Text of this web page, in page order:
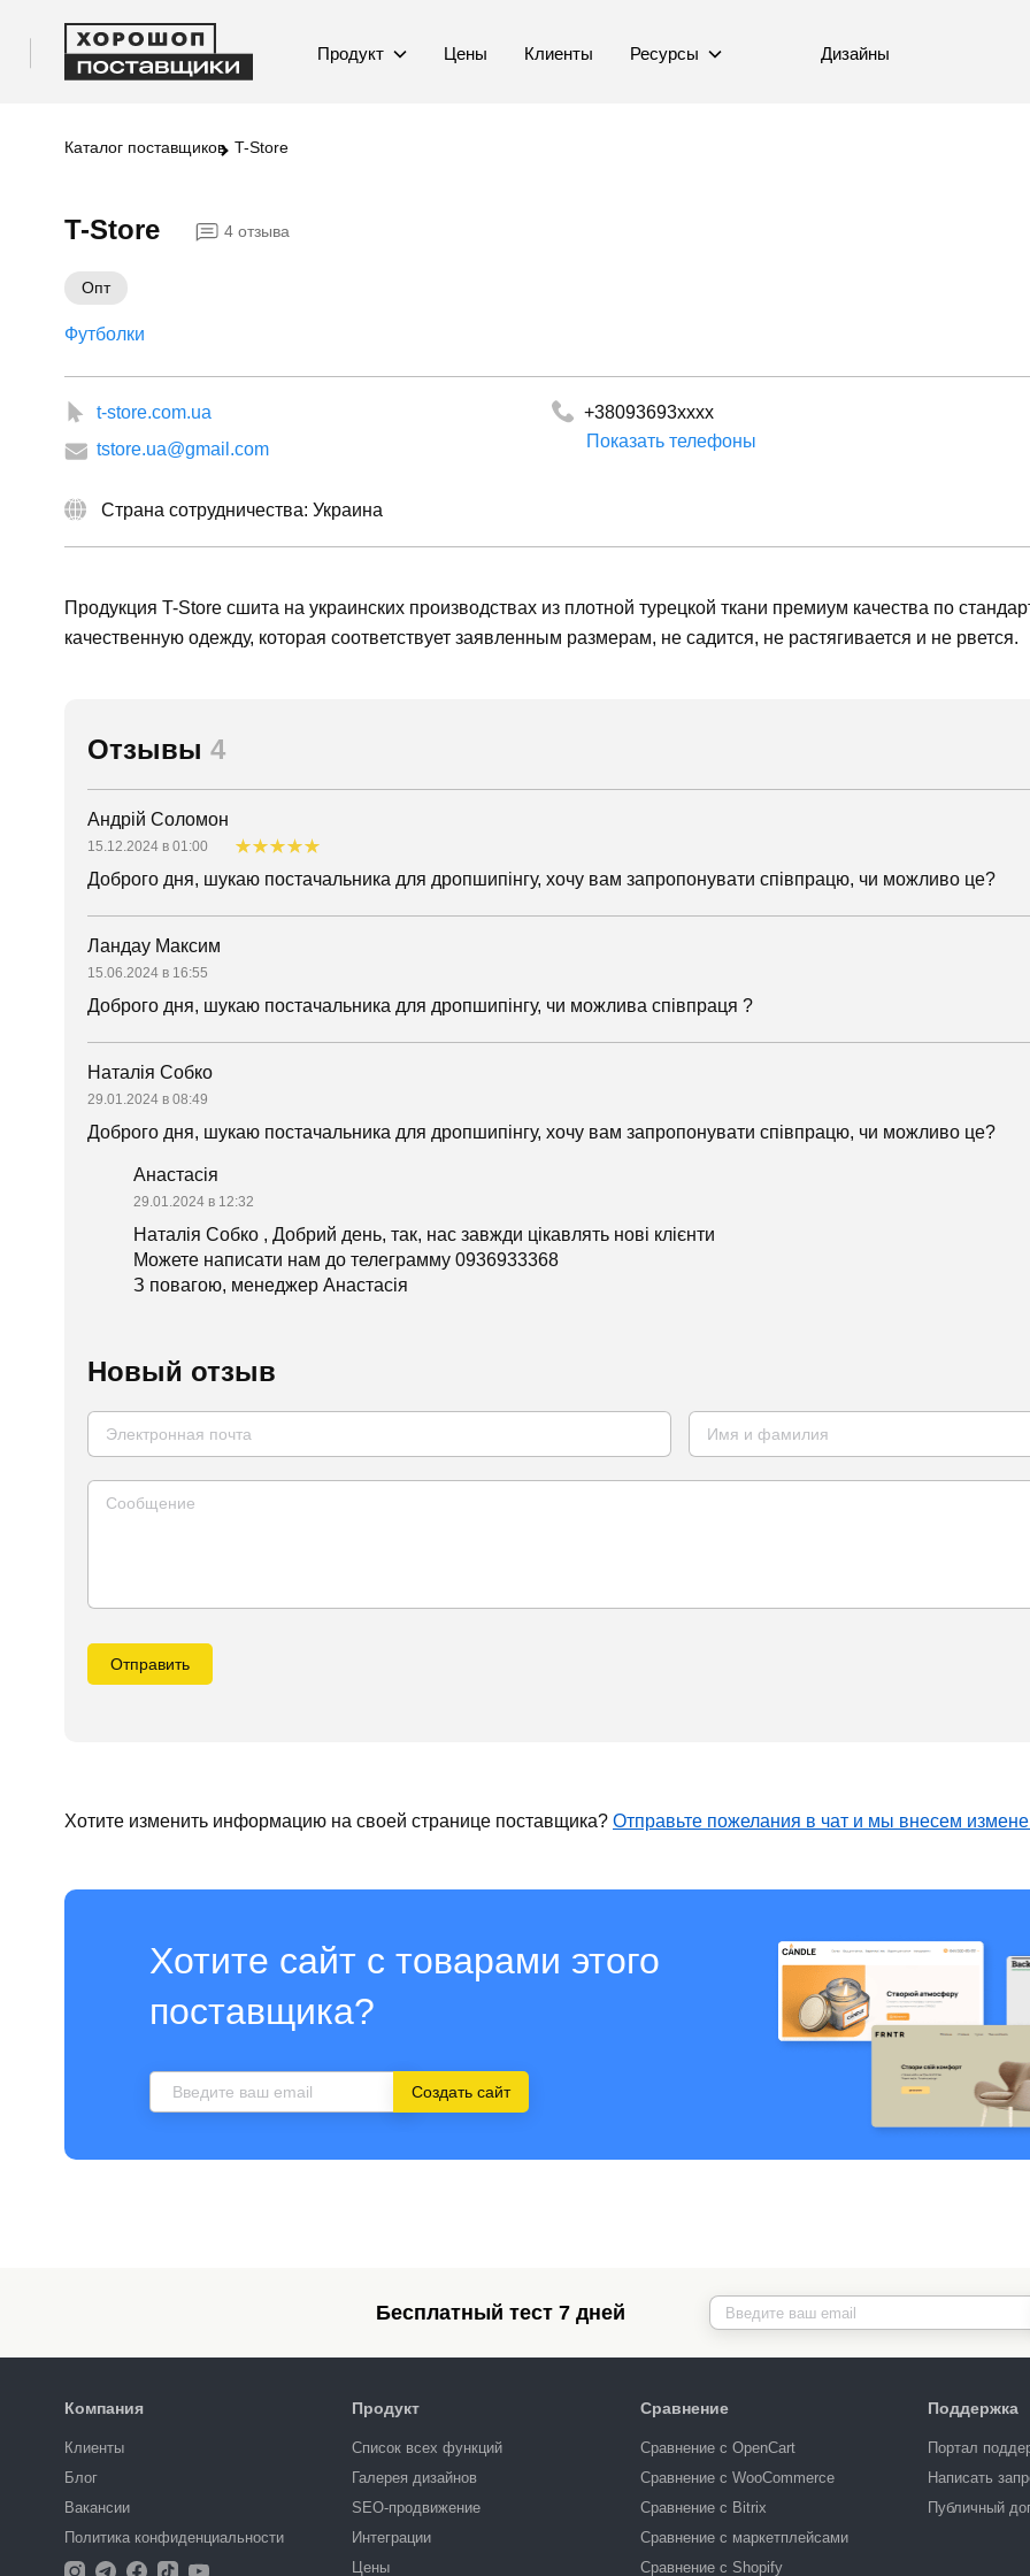
Продукт Цены Клиенты Ресурсы Дизайны
Каталог поставщиков T-Store
T-Store 4 отзыва
Опт
Футболки
t-store.com.ua
tstore.ua@gmail.com
+38093693xxxx
Показать телефоны
Страна сотрудничества: Украина
Продукция T-Store сшита на украинских производствах из плотной турецкой ткани премиум качества по
качественную одежду, которая соответствует заявленным размерам, не садится, не растягивается и не рвется.
Отзывы 4
Андрій Соломон
15.12.2024 в 01:00
Доброго дня, шукаю постачальника для дропшипінгу, хочу вам запропонувати співпрацю, чи можливо це?
Ландау Максим
15.06.2024 в 16:55
Доброго дня, шукаю постачальника для дропшипінгу, чи можлива співпраця ?
Наталія Собко
29.01.2024 в 08:49
Доброго дня, шукаю постачальника для дропшипінгу, хочу вам запропонувати співпрацю, чи можливо це?
Анастасія
29.01.2024 в 12:32
Наталія Собко , Добрий день, так, нас завжди цікавлять нові клієнти
Можете написати нам до телеграмму 0936933368
З повагою, менеджер Анастасія
Новый отзыв
Отправить
Хотите изменить информацию на своей странице поставщика? Отправьте пожелания в чат и мы внесем
Хотите сайт с товарами этого
поставщика?
Создать сайт
Бесплатный тест 7 дней
Компания
Клиенты
Блог
Вакансии
Политика конфиденциальности
Продукт
Список всех функций
Галерея дизайнов
SEO-продвижение
Интеграции
Цены
Сравнение
Сравнение с OpenCart
Сравнение с WooCommerce
Сравнение с Bitrix
Сравнение с маркетплейсами
Сравнение с Shopify
Поддержка
Портал
Написать
Публичный